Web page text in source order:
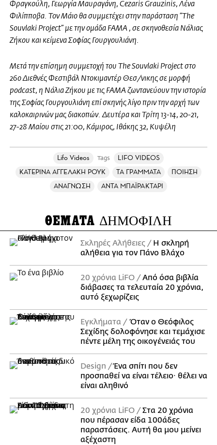
Φραγκούλη, Γεωργία Μαυραγάνη, Cezaris Grauzinis, Λένα
Φιλίπποβα. Τον Μάιο θα συμμετέχει στην παράσταση “The
Souvlaki Project” με την ομάδα FAMA , σε σκηνοθεσία Νάλιας
Ζήκου και κείμενα Σοφίας Γουργουλιάνη.
Μετά την επίσημη συμμετοχή του The Souvlaki Project στο
26ο Διεθνές Φεστιβάλ Ντοκιμαντέρ Θεσ/νικης σε μορφή
podcast, η Νάλια Ζήκου με τις FAMA ζωντανεύουν την ιστορία
της Σοφίας Γουργουλιάνη επί σκηνής λίγο πριν την αρχή των
καλοκαιρινών μας διακοπών. Δευτέρα και Τρίτη 13-14, 20-21,
27-28 Μαίου στις 21:00, Κάμιρος, Ιθάκης 32, Κυψέλη
Lifo Videos Tags
LIFO VIDEOS
ΚΑΤΕΡΙΝΑ ΑΓΓΕΛΑΚΗ ΡΟΥΚ
ΤΑ ΓΡΑΜΜΑΤΑ
ΠΟΙΗΣΗ
ΑΝΑΓΝΩΣΗ
ΑΝΤΑ ΜΠΑΪΡΑΚΤΑΡΙ
ΘΕΜΑΤΑ ΔΗΜΟΦΙΛΗ
Σκληρές Αλήθειες
H σκληρή
αλήθεια για τον Πάνο Βλάχο
20 χρόνια LiFO
Από όσα βιβλία
διάβασες τα τελευταία 20 χρόνια,
αυτό ξεχωρίζεις
Εγκλήματα
Όταν ο Θεόφιλος
Σεχίδης δολοφόνησε και τεμάχισε
πέντε μέλη της οικογένειάς του
Design
Ένα σπίτι που δεν
προσπαθεί να είναι τέλειο· θέλει να
είναι αληθινό
20 χρόνια LiFO
Στα 20 χρόνια
που πέρασαν είδα 100άδες
παραστάσεις. Αυτή θα μου μείνει
αξέχαστη